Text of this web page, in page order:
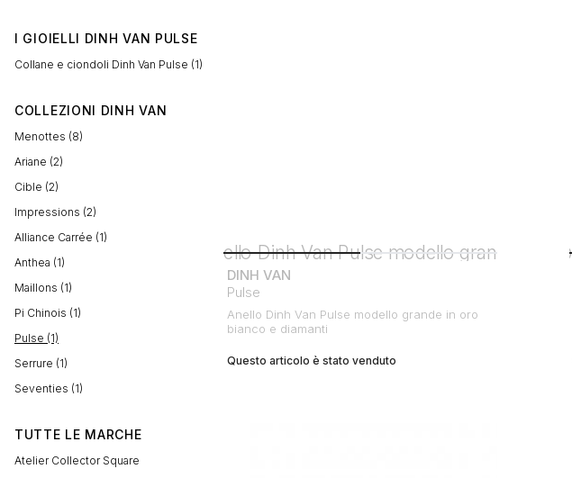
I GIOIELLI DINH VAN PULSE
Collane e ciondoli Dinh Van Pulse (1)
COLLEZIONI DINH VAN
Menottes (8)
Ariane (2)
Cible (2)
Impressions (2)
Alliance Carrée (1)
Anthea (1)
Maillons (1)
Pi Chinois (1)
Pulse (1)
Serrure (1)
Seventies (1)
TUTTE LE MARCHE
Atelier Collector Square
DINH VAN
Pulse
Anello Dinh Van Pulse modello grande in oro
bianco e diamanti
Questo articolo è stato venduto